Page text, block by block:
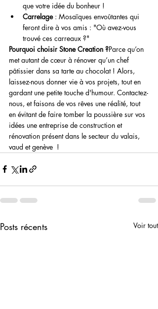
que votre idée du bonheur !
Carrelage : Mosaïques envoûtantes qui
feront dire à vos amis : "Où avez-vous
trouvé ces carreaux ?"
Pourquoi choisir Stone Creation ?Parce qu’on
met autant de cœur à rénover qu’un chef
pâtissier dans sa tarte au chocolat ! Alors,
laissez-nous donner vie à vos projets, tout en
gardant une petite touche d'humour. Contactez-
nous, et faisons de vos rêves une réalité, tout
en évitant de faire tomber la poussière sur vos
idées une entreprise de construction et
rénovation présent dans le secteur du valais,
vaud et genève  !
Posts récents Voir tout